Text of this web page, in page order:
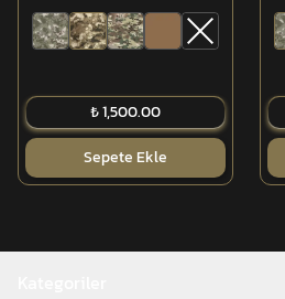
₺ 1,500.00
Sepete Ekle